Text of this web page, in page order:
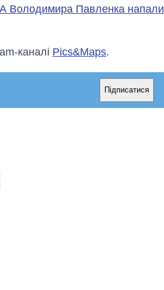
Володимира Павленка напали
каналі Pics&Maps.
Підписатися